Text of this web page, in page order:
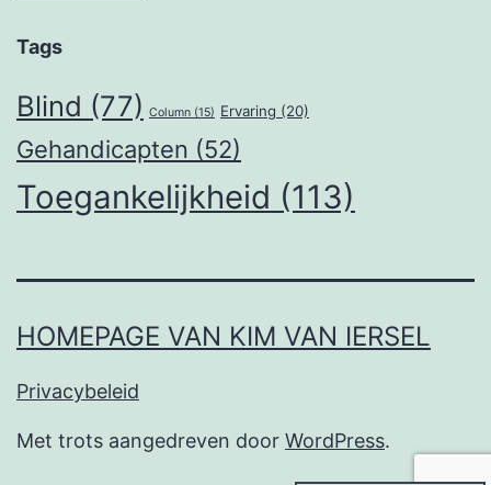
Tags
Blind (77) Column (15) Ervaring (20)
Gehandicapten (52)
Toegankelijkheid (113)
HOMEPAGE VAN KIM VAN IERSEL
Privacybeleid
Met trots aangedreven door WordPress.